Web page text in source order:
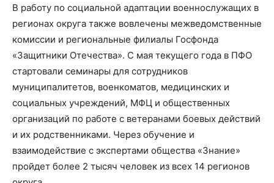
В работу по социальной адаптации военнослужащих в
регионах округа также вовлечены межведомственные
комиссии и региональные филиалы Госфонда
«Защитники Отечества». С мая текущего года в ПФО
стартовали семинары для сотрудников
муниципалитетов, военкоматов, медицинских и
социальных учреждений, МФЦ и общественных
организаций по работе с ветеранами боевых действий
и их родственниками. Через обучение и
взаимодействие с экспертами общества «Знание»
пройдет более 2 тысяч человек из всех 14 регионов